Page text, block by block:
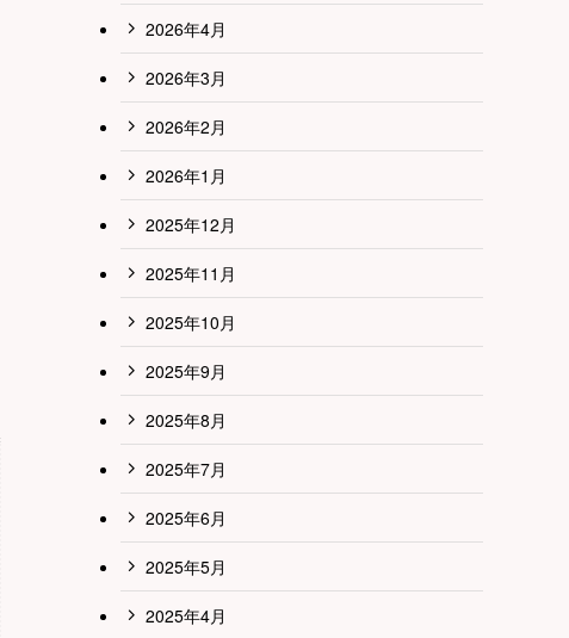
2026年4月
2026年3月
2026年2月
2026年1月
2025年12月
2025年11月
2025年10月
2025年9月
2025年8月
2025年7月
2025年6月
2025年5月
2025年4月